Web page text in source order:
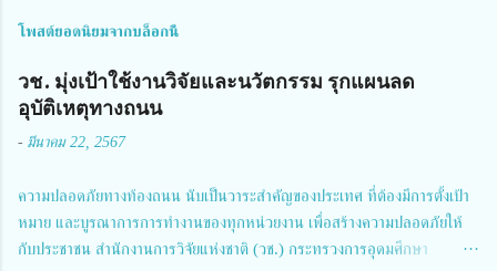
โพสต์ยอดนิยมจากบล็อกนี้
วช. มุ่งเป้าใช้งานวิจัยและนวัตกรรม รุกแผนลด
อุบัติเหตุทางถนน
- มีนาคม 22, 2567
ความปลอดภัยทางท้องถนน นับเป็นวาระสำคัญของประเทศ ที่ต้องมีการตั้งเป้า
หมาย และบูรณาการการทำงานของทุกหน่วยงาน เพื่อสร้างความปลอดภัยให้
กับประชาชน สำนักงานการวิจัยแห่งชาติ (วช.) กระทรวงการอุดมศึกษา